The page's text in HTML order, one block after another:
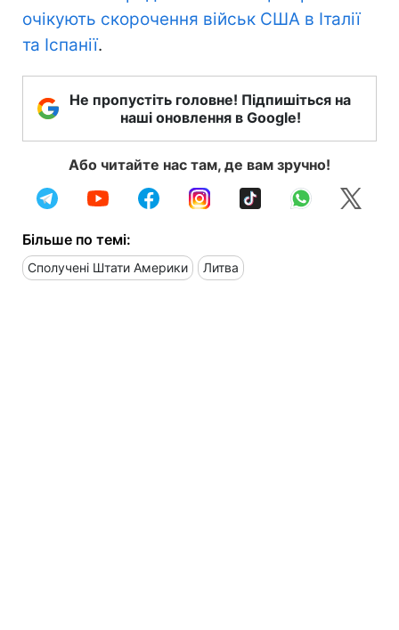
очікують скорочення військ США в Італії
та Іспанії.
Не пропустіть головне! Підпишіться на
наші оновлення в Google!
Або читайте нас там, де вам зручно!
Більше по темі:
Сполучені Штати Америки Литва